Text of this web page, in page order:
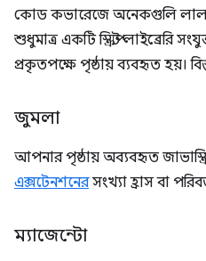
কোড কভারেজে অনেকগুলি লাল
শুধুমাত্র একটি স্ক্রিপ্ট লাইব্রেরি
প্রকৃতপক্ষে পৃষ্ঠায় ব্যবহৃত হয়।
জুমলা
আপনার পৃষ্ঠায় অব্যবহৃত
এক্সটেনশনেরসংখ্যা হ্রাস বা
ম্যাজেন্টো